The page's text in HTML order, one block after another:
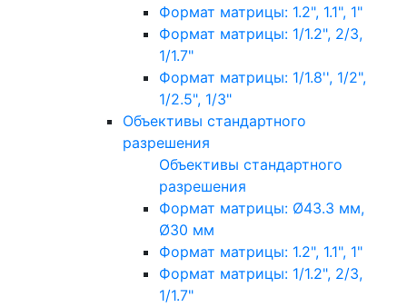
Формат матрицы: 1.2", 1.1", 1"
Формат матрицы: 1/1.2", 2/3,
1/1.7"
Формат матрицы: 1/1.8'', 1/2",
1/2.5", 1/3"
Объективы стандартного
разрешения
Объективы стандартного
разрешения
Формат матрицы: Ø43.3 мм,
Ø30 мм
Формат матрицы: 1.2", 1.1", 1"
Формат матрицы: 1/1.2", 2/3,
1/1.7"